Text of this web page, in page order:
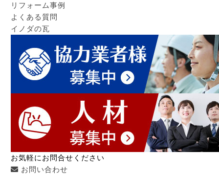
リフォーム事例
よくある質問
イノダの瓦
お気軽にお問合せください
お問い合わせ